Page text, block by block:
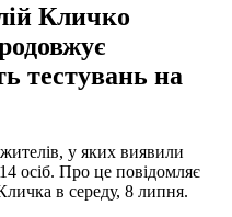
Кличко
тестувань на
у яких виявили
осіб. Про це повідомляє
в середу, 8 липня.